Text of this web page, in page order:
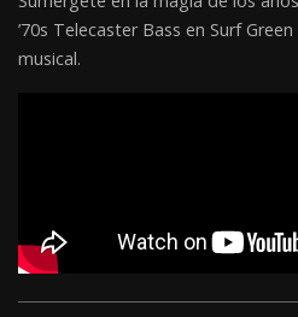
’70s Telecaster Bass en Surf
musical.